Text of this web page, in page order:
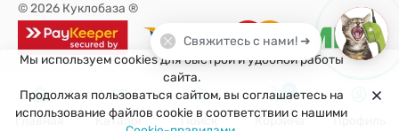
© 2026 Куклобаза ®
Мы используем cookies для быстрой и удобной работы
сайта.
Продолжая пользоваться сайтом, вы соглашаетесь на
использование файлов cookie в соответствии с нашими
Главная Каталог Поиск
0
Корзина Профиль
Свяжитесь с нами! ➜